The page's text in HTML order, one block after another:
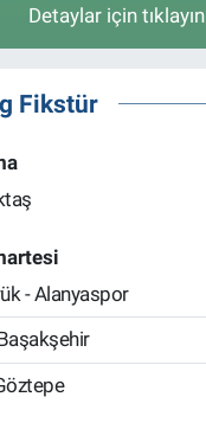
Detaylar için tıklayın
Fikstür
- Alanyaspor